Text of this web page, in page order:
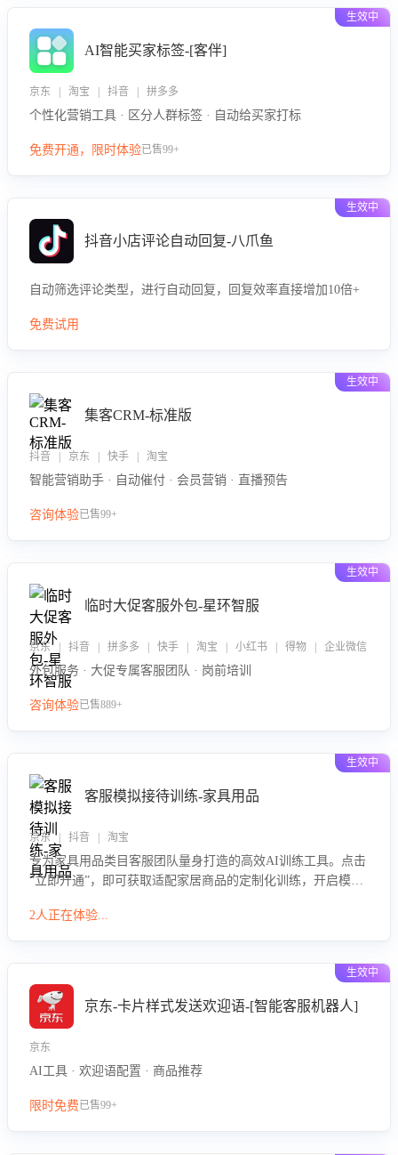
生效中
AI智能买家标签-[客伴]
京东 | 淘宝 | 抖音 | 拼多多
个性化营销工具 · 区分人群标签 · 自动给买家打标
免费开通，限时体验已售99+
生效中
抖音小店评论自动回复-八爪鱼
自动筛选评论类型，进行自动回复，回复效率直接增加10倍+
免费试用
生效中
集客CRM-标准版
抖音 | 京东 | 快手 | 淘宝
智能营销助手 · 自动催付 · 会员营销 · 直播预告
咨询体验已售99+
生效中
临时大促客服外包-星环智服
京东 | 抖音 | 拼多多 | 快手 | 淘宝 | 小红书 | 得物 | 企业微信
外包服务 · 大促专属客服团队 · 岗前培训
咨询体验已售889+
生效中
客服模拟接待训练-家具用品
京东 | 抖音 | 淘宝
专为家具用品类目客服团队量身打造的高效AI训练工具。点击
“立即开通”，即可获取适配家居商品的定制化训练，开启模拟
参数咨询等高频场景下的专业应对能力。
2人正在体验...
生效中
京东-卡片样式发送欢迎语-[智能客服机器人]
京东
AI工具 · 欢迎语配置 · 商品推荐
限时免费已售99+